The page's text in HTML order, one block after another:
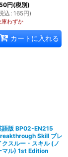
円(税別)
込 : 165円)
庫わずか
カートに入れる
語版 BP02-EN215
Skill ブレ
クスルー・スキル (ノ
マル) 1st Edition